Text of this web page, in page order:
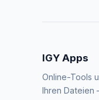
IGY Apps
Online-Tools
Ihren Dateien